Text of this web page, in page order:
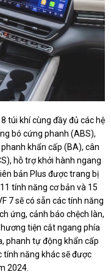
túi khí cùng đầy đủ các hệ
bó cứng phanh (ABS),
khẩn cấp (BA), cân
hỗ trợ khởi hành ngang
bản Plus được trang bị
tính năng cơ bản và 15
7 sẽ có sẵn các tính năng
ứng, cảnh báo chệch làn,
tiện cắt ngang phía
phanh tự động khẩn cấp
tính năng khác sẽ được
2024.